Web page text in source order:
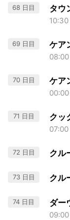
68 日目 タウ
69 日目 ケア
70 日目 ケア
71 日目 クッ
72 日目 クル
73 日目 クル
74 日目 ダー